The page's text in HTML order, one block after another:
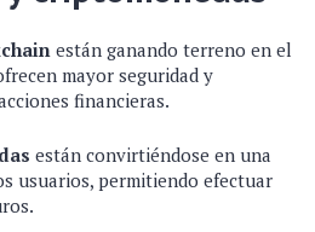
están ganando terreno en el
mayor seguridad y
financieras.
están convirtiéndose en una
usuarios, permitiendo efectuar